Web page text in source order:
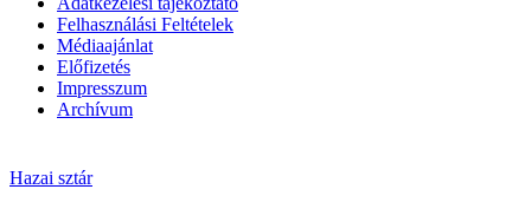
Felhasználási Feltételek
Médiaajánlat
Előfizetés
Impresszum
Archívum
Hazai sztár